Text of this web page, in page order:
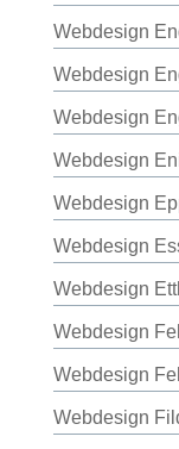
Webdesign
Webdesign
Webdesign
Webdesign
Webdesign
Webdesign
Webdesign
Webdesign
Webdesign
Webdesign